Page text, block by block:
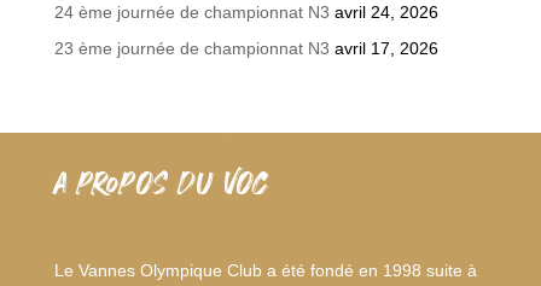
24 ème journée de championnat N3 avril 24, 2026
23 ème journée de championnat N3 avril 17, 2026
A PROPOS DU VOC
Le Vannes Olympique Club a été fondé en 1998 suite à